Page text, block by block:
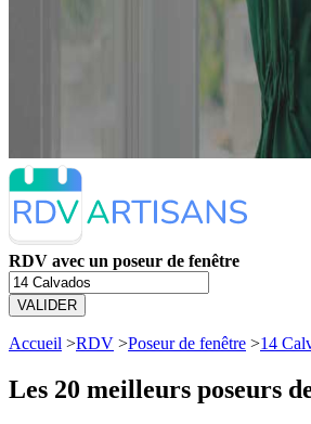
RDV avec un poseur de fenêtre
VALIDER
Accueil >RDV >Poseur de fenêtre >14
Les 20 meilleurs poseurs